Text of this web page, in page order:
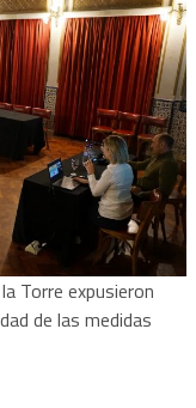
Torre expusieron
de las medidas